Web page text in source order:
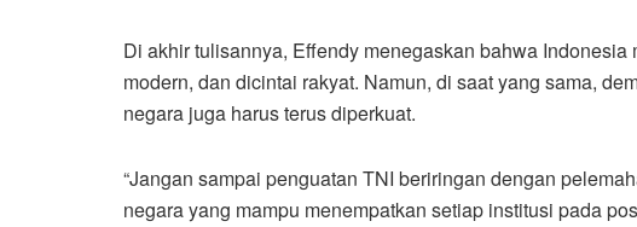
Di akhir tulisannya, Effendy menegaskan bahwa
modern, dan dicintai rakyat. Namun, di saat yang sama,
negara juga harus terus diperkuat.
“Jangan sampai penguatan TNI beriringan dengan
negara yang mampu menempatkan setiap institusi pada